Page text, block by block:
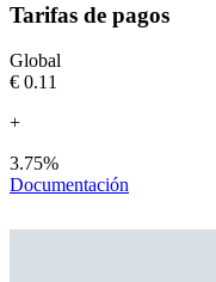
Tarifas de pagos
Global
€0.11
+
3.75%
Documentación